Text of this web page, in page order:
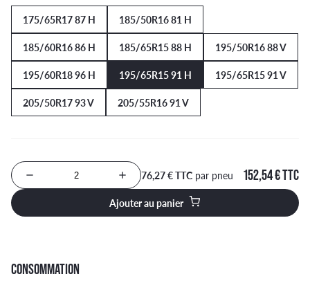
175/65R17 87 H
185/50R16 81 H
185/60R16 86 H
185/65R15 88 H
195/50R16 88 V
195/60R18 96 H
195/65R15 91 H
195/65R15 91 V
205/50R17 93 V
205/55R16 91 V
Nombre de produits à ajouter au panier
76,27 € TTC par pneu 152,54 € TTC
Ajouter au panier
CONSOMMATION